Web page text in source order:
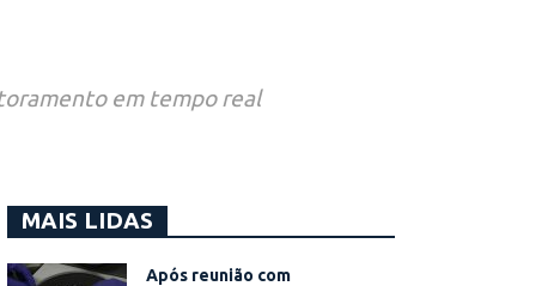
em tempo real
MAIS LIDAS
Após reunião com